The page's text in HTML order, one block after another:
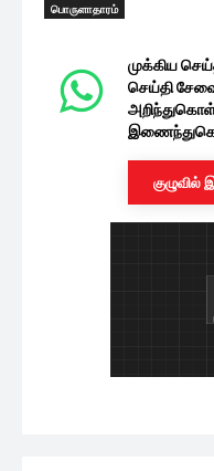
பொருளாதாரம்
முக்கிய
செய்தி